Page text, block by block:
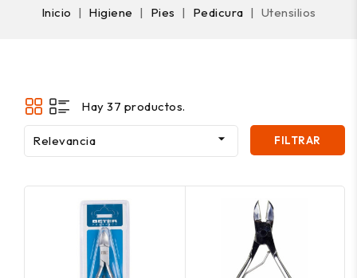
Inicio Higiene Pies Pedicura Utensilios
Hay 37 productos.
Relevancia  FILTRAR